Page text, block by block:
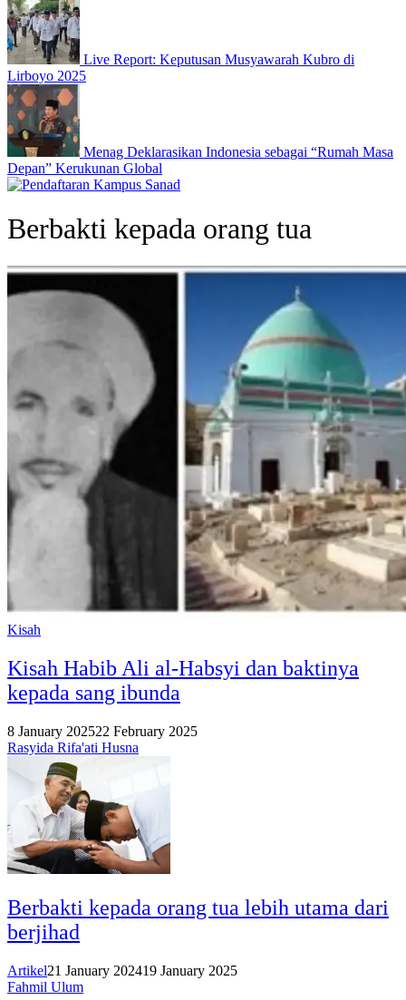
Live Report: Keputusan Musyawarah Kubro di
Lirboyo 2025
Menag Deklarasikan Indonesia sebagai “Rumah Masa
Depan” Kerukunan Global
Berbakti kepada orang tua
Kisah
Kisah Habib Ali al-Habsyi dan baktinya
kepada sang ibunda
8 January 202522 February 2025
Rasyida Rifa'ati Husna
Berbakti kepada orang tua lebih utama dari
berjihad
Artikel21 January 202419 January 2025
Fahmil Ulum